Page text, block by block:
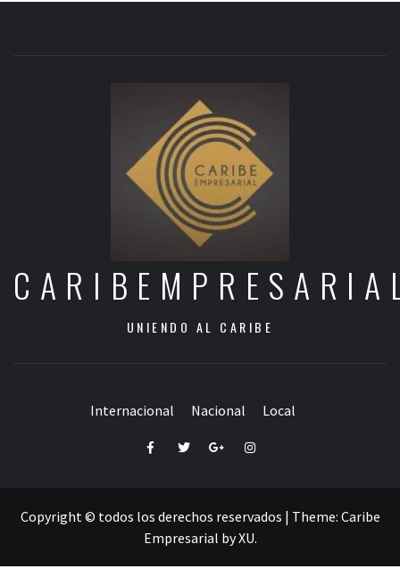
UNIENDO AL CARIBE
Internacional Nacional Local
FacebookTwitterGoogle+Instagram
Copyright © todos los derechos reservados | Theme: Caribe
Empresarial byXU.